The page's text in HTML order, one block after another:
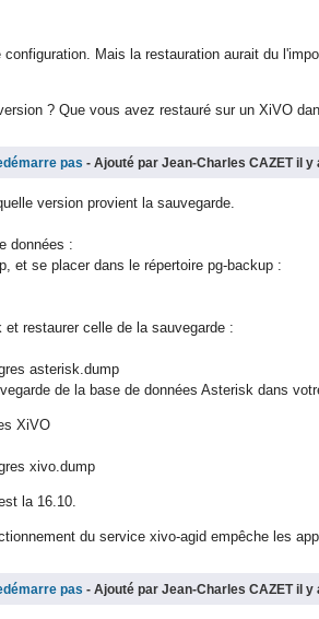
Mais la restauration aurait du
? Que vous avez restauré sur un XiVO
pas - Ajouté par Jean-Charles CAZET il y
version provient la sauvegarde.
données :
et se placer dans le répertoire pg-backup :
restaurer celle de la sauvegarde :
asterisk.dump
de la base de données Asterisk dans
XiVO
xivo.dump
la 16.10.
du service xivo-agid empêche les
pas - Ajouté par Jean-Charles CAZET il y